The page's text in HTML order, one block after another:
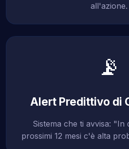
all'azione.
📡
Alert Predittivo di
Sistema che ti avvisa: "In
prossimi 12 mesi c'è alta